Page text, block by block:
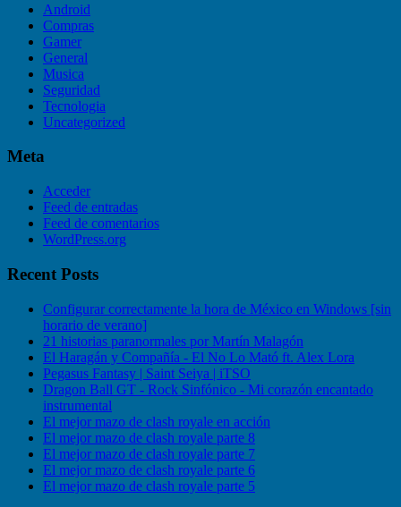
Android
Compras
Gamer
General
Musica
Seguridad
Tecnologia
Uncategorized
Meta
Acceder
Feed de entradas
Feed de comentarios
WordPress.org
Recent Posts
Configurar correctamente la hora de México en Windows [sin
horario de verano]
21 historias paranormales por Martín Malagón
El Haragán y Compañía - El No Lo Mató ft. Alex Lora
Pegasus Fantasy | Saint Seiya | iTSO
Dragon Ball GT - Rock Sinfónico - Mi corazón encantado
instrumental
El mejor mazo de clash royale en acción
El mejor mazo de clash royale parte 8
El mejor mazo de clash royale parte 7
El mejor mazo de clash royale parte 6
El mejor mazo de clash royale parte 5